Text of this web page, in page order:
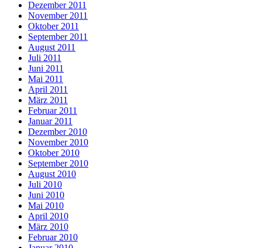
Dezember 2011
November 2011
Oktober 2011
September 2011
August 2011
Juli 2011
Juni 2011
Mai 2011
April 2011
März 2011
Februar 2011
Januar 2011
Dezember 2010
November 2010
Oktober 2010
September 2010
August 2010
Juli 2010
Juni 2010
Mai 2010
April 2010
März 2010
Februar 2010